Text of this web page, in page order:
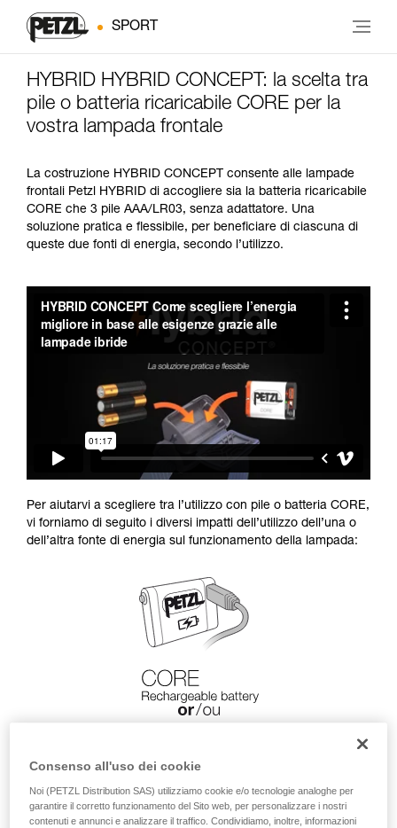
SPORT
HYBRID HYBRID CONCEPT: la scelta tra
pile o batteria ricaricabile CORE per la
vostra lampada frontale
La costruzione HYBRID CONCEPT consente alle lampade
frontali Petzl HYBRID di accogliere sia la batteria ricaricabile
CORE che 3 pile AAA/LR03, senza adattatore. Una
soluzione pratica e flessibile, per beneficiare di ciascuna di
queste due fonti di energia, secondo l’utilizzo.
Per aiutarvi a scegliere tra l’utilizzo con pile o batteria CORE,
vi forniamo di seguito i diversi impatti dell’utilizzo dell’una o
dell’altra fonte di energia sul funzionamento della lampada:
Consenso all'uso dei cookie
Noi (PETZL Distribution SAS) utilizziamo cookie e/o tecnologie analoghe per
garantire il corretto funzionamento del Sito web, per personalizzare i nostri
contenuti e annunci e analizzare il traffico. Condividiamo, inoltre, informazioni